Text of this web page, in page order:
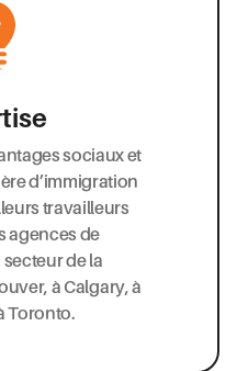
sociaux et
d’immigration
travailleurs
agences de
de la
à Calgary, à
Toronto.